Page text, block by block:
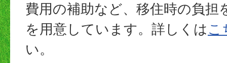
費用の補助など、移住時の負担
を用意しています。詳しくはこ
い。